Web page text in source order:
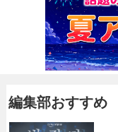
編集部おすすめ